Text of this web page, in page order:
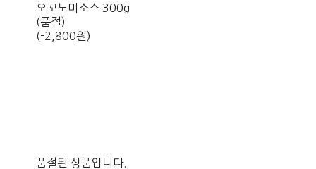
오꼬노미소스 300g
(품절)
(-2,800원)
품절된 상품입니다.